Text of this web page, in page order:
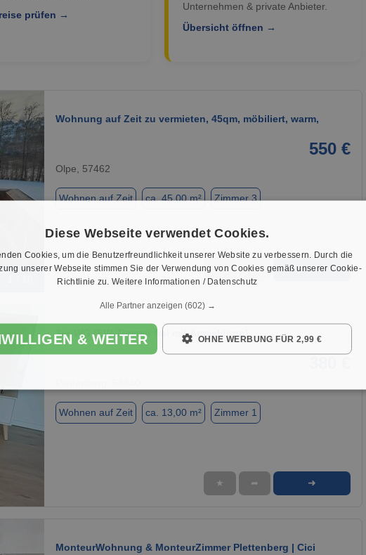
prüfen →
Unternehmen & private Anbieter.
Übersicht öffnen →
Wohnung auf Zeit zu vermieten, 45qm, möbiliert, warm,
550 €
Olpe, 57462
Wohnen auf Zeit ca. 45,00 m² Zimmer 3
★ ➦ ➜
3er-WG (EIN Zimmer frei mit Anmeldung)
Wohnen auf Zeit ca. 13,00 m² Zimmer 1
★ ➦ ➜
MonteurWohnung & MonteurZimmer Plettenberg | Cici
Diese Webseite verwendet Cookies.
Cookies, um die Benutzerfreundlichkeit unserer Website zu verbessern. Durch die
unserer Webseite stimmen Sie der Verwendung von Cookies gemäß unserer Cookie-
Richtlinie zu. Weitere Informationen / Datenschutz
Alle Partner anzeigen (602) →
& WEITER OHNE WERBUNG FÜR 2,99 €